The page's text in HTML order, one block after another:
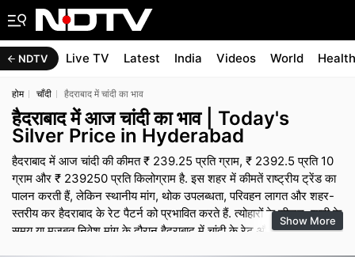
NDTV Live TV Latest India Videos World Health
होम चाँदी हैदराबाद में चांदी का भाव
हैदराबाद में आज चांदी का भाव | Today's
Silver Price in Hyderabad
हैदराबाद में आज चांदी की कीमत ₹ 239.25 प्रति ग्राम, ₹ 2392.5 प्रति 10
ग्राम और ₹ 239250 प्रति किलोग्राम है. इस शहर में कीमतें राष्ट्रीय ट्रेंड का
पालन करती हैं, लेकिन स्थानीय मांग, थोक उपलब्धता, परिवहन लागत और शहर-
स्तरीय कर हैदराबाद के रेट पैटर्न को प्रभावित करते हैं. त्योहारों के सीजन, शादी के
समय या मजबूत निवेश मांग के दौरान हैदराबाद में चांदी के रेट और मेकिंग चार्ज
Show More